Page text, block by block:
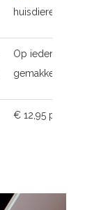
huisdierenoppas
Op ieder moment
gemakkelijk online
€ 12,95 p.m.